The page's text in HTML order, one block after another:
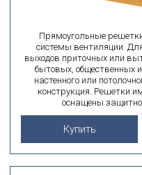
Прямоугольные
системы вентиляции.
выходов приточных или
бытовых, общественных
настенного или
конструкция. Решетки
оснащены
Купить